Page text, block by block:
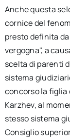
Anche questa
cornice del
presto definita
vergogna", a
scelta di parenti
sistema
concorso la figlia
Karzhev, al
stesso sistema
Consiglio